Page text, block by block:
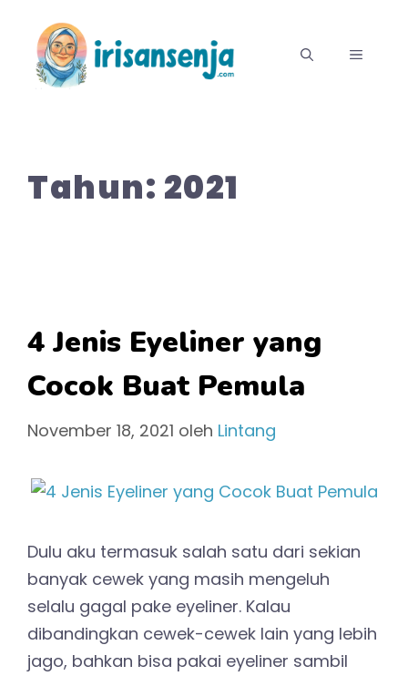
MENU
Tahun: 2021
4 Jenis Eyeliner yang
Cocok Buat Pemula
November 18, 2021 oleh Lintang
Dulu aku termasuk salah satu dari sekian
banyak cewek yang masih mengeluh
selalu gagal pake eyeliner. Kalau
dibandingkan cewek-cewek lain yang lebih
jago, bahkan bisa pakai eyeliner sambil